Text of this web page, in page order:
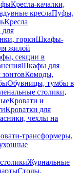
Кресла-качалки,
креслаПуфы,
Кресла
для
горкиШкафы-
жилой
секции в
Шкафы для
Комоды,
Обувницы, тумбы в
столики,
Кровати и
Кроватки для
чехлы на
трансформеры,
Журнальные
Столы,